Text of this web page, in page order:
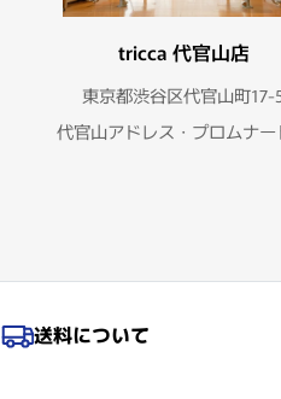
tricca 代官山店
東京都渋谷区代官山町17-
代官山アドレス・プロムナー
送料について